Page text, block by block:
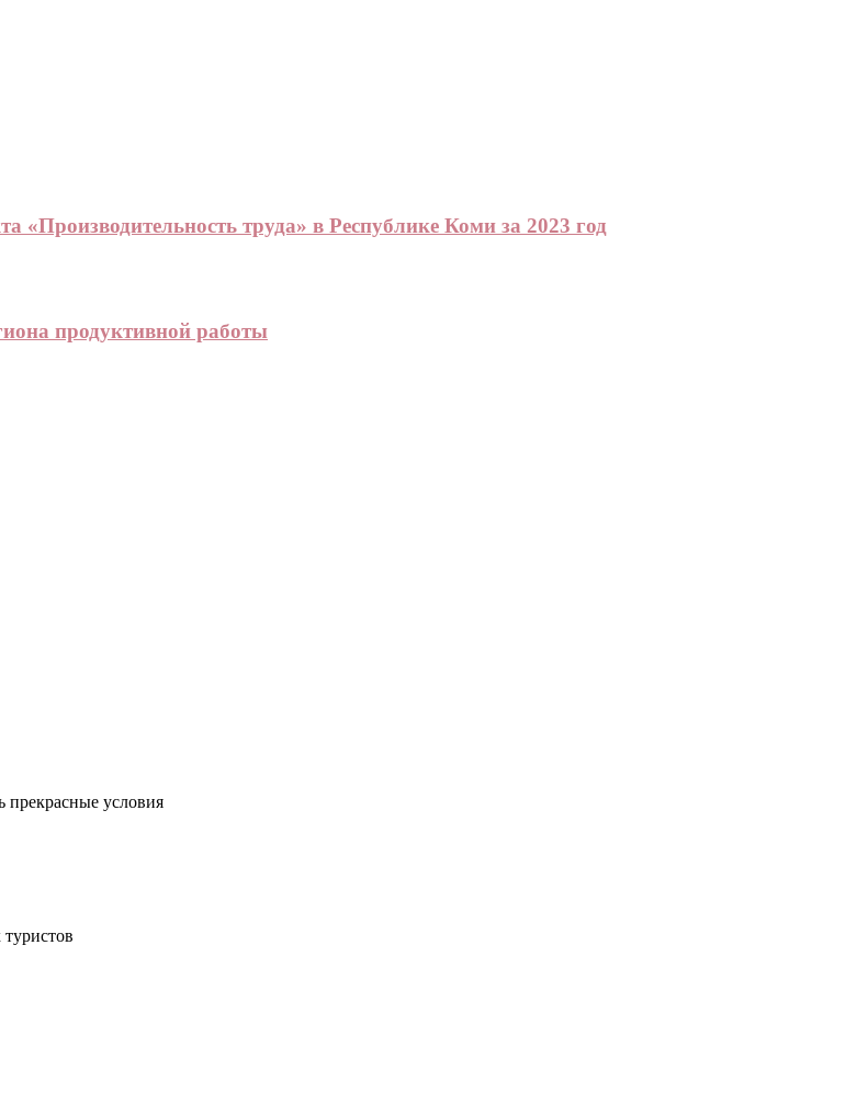
«Производительность труда» в Республике Коми за 2023 год
продуктивной работы
условия